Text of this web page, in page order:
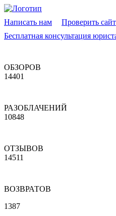
Написать нам Проверить сайт
Бесплатная консультация
ОБЗОРОВ
14401
РАЗОБЛАЧЕНИЙ
10848
ОТЗЫВОВ
14511
ВОЗВРАТОВ
1387